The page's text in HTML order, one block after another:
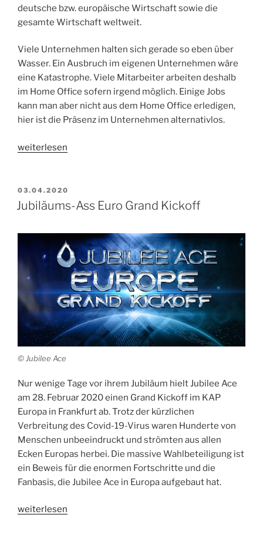
deutsche bzw. europäische Wirtschaft sowie die
gesamte Wirtschaft weltweit.
Viele Unternehmen halten sich gerade so eben über
Wasser. Ein Ausbruch im eigenen Unternehmen wäre
eine Katastrophe. Viele Mitarbeiter arbeiten deshalb
im Home Office sofern irgend möglich. Einige Jobs
kann man aber nicht aus dem Home Office erledigen,
hier ist die Präsenz im Unternehmen alternativlos.
„COVID-
Früherkennung
durch
Fiebermessung
am
Firmeneingang“
weiterlesen
VERÖFFENTLICHT
AM
03.04.2020
Jubiläums-Ass Euro Grand Kickoff
© Jubilee Ace
Nur wenige Tage vor ihrem Jubiläum hielt Jubilee Ace
am 28. Februar 2020 einen Grand Kickoff im KAP
Europa in Frankfurt ab. Trotz der kürzlichen
Verbreitung des Covid-19-Virus waren Hunderte von
Menschen unbeeindruckt und strömten aus allen
Ecken Europas herbei. Die massive Wahlbeteiligung ist
ein Beweis für die enormen Fortschritte und die
Fanbasis, die Jubilee Ace in Europa aufgebaut hat.
„Jubiläums-
weiterlesen